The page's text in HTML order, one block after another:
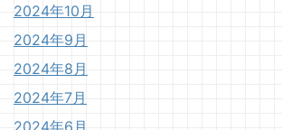
2024年10月
2024年9月
2024年8月
2024年7月
2024年6月